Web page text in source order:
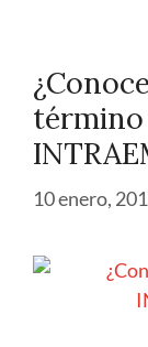
término
10 enero,